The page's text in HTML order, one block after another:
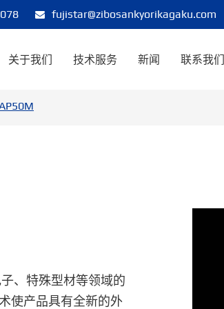
fujistar@zibosankyorikagaku.com
关于我们 技术服务 新闻 联系我们
、特殊型材等领域的
使产品具有全新的外